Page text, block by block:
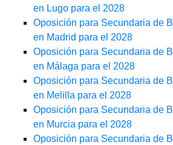
en Lugo para el 2028
Oposición para Secundaria de
en Madrid para el 2028
Oposición para Secundaria de
en Málaga para el 2028
Oposición para Secundaria de
en Melilla para el 2028
Oposición para Secundaria de
en Murcia para el 2028
Oposición para Secundaria de